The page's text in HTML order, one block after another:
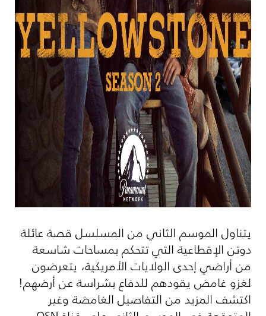
يتناول الموسم الثاني من المسلسل قصة عائلة
دوتن الإقطاعية التي تتحكم بمساحات شاسعة
من أراضي إحدى الولايات الأمريكية، يتعرضون
لغزو غامض يقودهم للدفاع بشراسة عن أرضهم!
اكتشف المزيد من التفاصيل الغامضة وغير